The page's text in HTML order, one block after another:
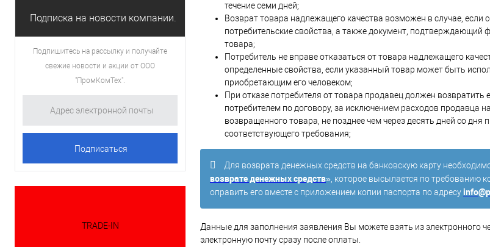
Подписка на новости компании.
Подпишитесь на рассылку и получайте
свежие новости и акции от ООО
"ПромКомТех".
TRADE-IN
течение семи дней;
Возврат товара надлежащего качества возможен в случае, если
потребительские свойства, а также документ, подтверждающий
товара;
Потребитель не вправе отказаться от товара надлежащего
определенные свойства, если указанный товар может быть
приобретающим его человеком;
При отказе потребителя от товара продавец должен
потребителем по договору, за исключением расходов продавца
возвращенного товара, не позднее чем через десять дней со дня
соответствующего требования;
Для возврата денежных средств на банковскую карту
возврате денежных средств», которое высылается по требованию
оправить его вместе с приложением копии паспорта по адресу
Данные для заполнения заявления Вы можете взять из электронного
электронную почту сразу после оплаты.